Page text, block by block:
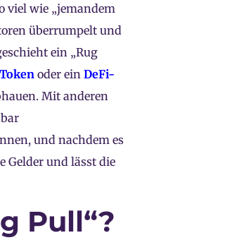
viel wie „jemandem
überrumpelt und
ein „Rug
Token oder ein DeFi-
Mit anderen
und nachdem es
Gelder und lässt die
Pull“?